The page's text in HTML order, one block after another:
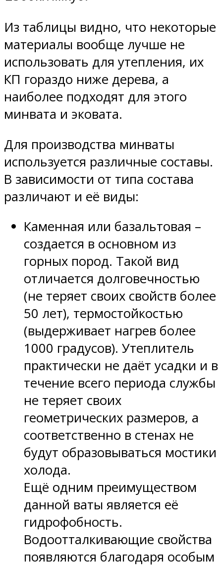
Из таблицы видно, что некоторые
материалы вообще лучше не
использовать для утепления, их
КП гораздо ниже дерева, а
наиболее подходят для этого
минвата и эковата.
Для производства минваты
используется различные составы.
В зависимости от типа состава
различают и её виды:
Каменная или базальтовая –
создается в основном из
горных пород. Такой вид
отличается долговечностью
(не теряет своих свойств более
50 лет), термостойкостью
(выдерживает нагрев более
1000 градусов). Утеплитель
практически не даёт усадки и в
течение всего периода службы
не теряет своих
геометрических размеров, а
соответственно в стенах не
будут образовываться мостики
холода.
Ещё одним преимуществом
данной ваты является её
гидрофобность.
Водоотталкивающие свойства
появляются благодаря особым